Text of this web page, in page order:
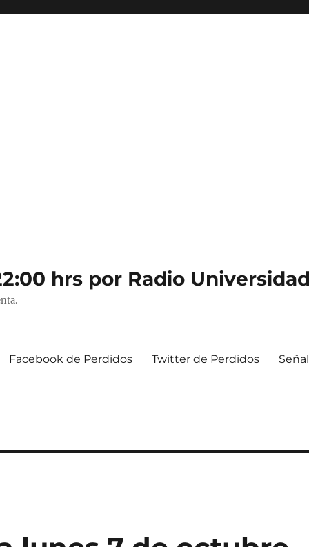
hrs por Radio
Facebook de Perdidos Twitter de Perdidos